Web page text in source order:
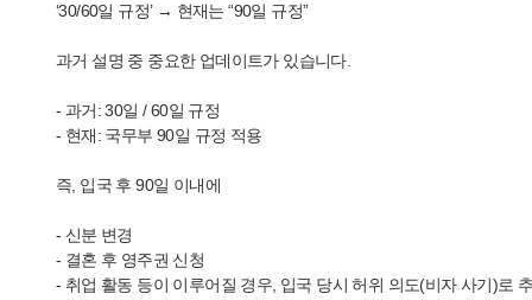
‘30/60일 규정’ → 현재는 “90일 규정”
과거 설명 중 중요한 업데이트가 있습니다.
- 과거: 30일 / 60일 규정
- 현재: 국무부 90일 규정 적용
즉, 입국 후 90일 이내에
- 신분 변경
- 결혼 후 영주권 신청
- 취업 활동 등이 이루어질 경우, 입국 당시 허위 의도(비자 사기)로